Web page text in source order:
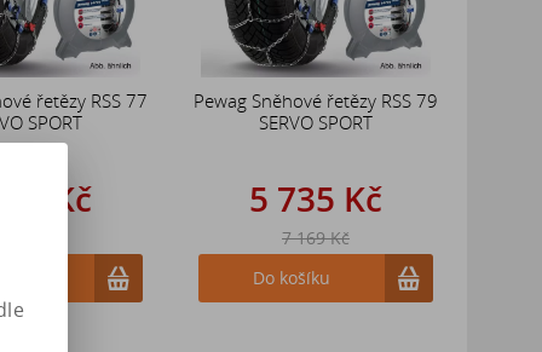
řetězy RSS 77
SPORT
Kč
Pewag Sněhové řetězy RSS 79
SERVO SPORT
5 735 Kč
7 169 Kč
Do košíku